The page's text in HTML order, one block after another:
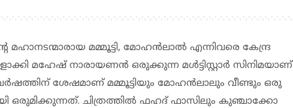
മഹാനടന്മാരായ മമ്മൂട്ടി, മോഹൻലാൽ എന്നിവരെ കേന്ദ്ര
മഹേഷ് നാരായണൻ ഒരുക്കുന്ന മൾട്ടിസ്റ്റാർ സിനിമയാണ്
വർഷത്തിന് ശേഷമാണ് മമ്മൂട്ടിയും മോഹൻലാലും വീണ്ടും ഒരു
ഒരുമിക്കുന്നത്. ചിത്രത്തിൽ ഫഹദ് ഫാസിലും കുഞ്ചാക്കോ